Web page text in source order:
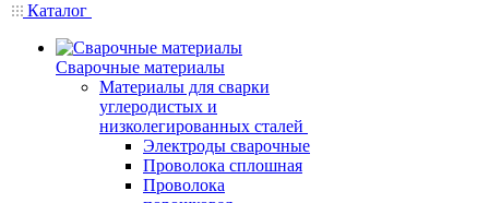
Каталог
Сварочные материалы
Материалы для сварки
углеродистых и
низколегированных сталей
Электроды сварочные
Проволока сплошная
Проволока